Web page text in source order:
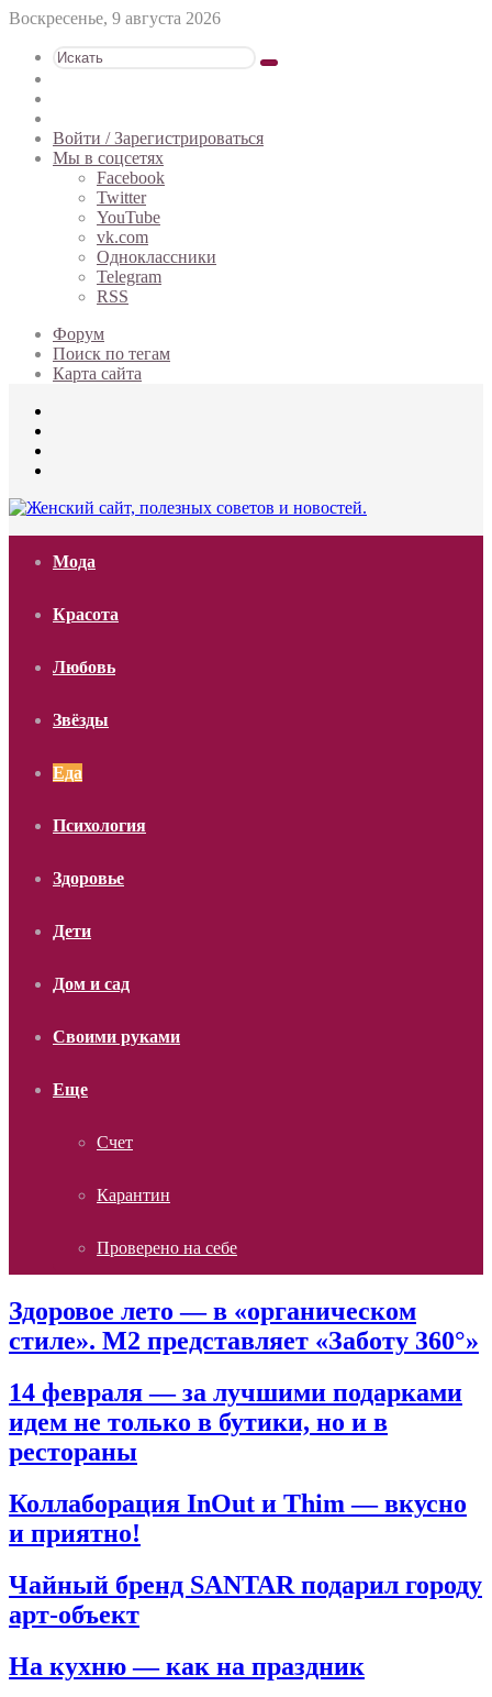
Воскресенье, 9 августа 2026
Искать
статья
Войти / Зарегистрироваться
Мы в соцсетях
Facebook
Twitter
YouTube
vk.com
Одноклассники
Telegram
RSS
Форум
Поиск по тегам
Карта сайта
Мода
Красота
Любовь
Звёзды
Еда
Психология
Здоровье
Дети
Дом и сад
Своими руками
Еще
Счет
Карантин
Проверено на себе
Здоровое лето — в «органическом
стиле». М2 представляет «Заботу 360°»
14 февраля — за лучшими подарками
идем не только в бутики, но и в
рестораны
Коллаборация InOut и Thim — вкусно
и приятно!
Чайный бренд SANTAR подарил городу
арт-объект
На кухню — как на праздник